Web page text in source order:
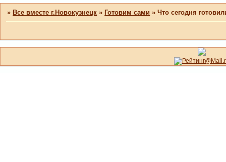
» Все вместе г.Новокузнецк » Готовим сами »Что сегодня